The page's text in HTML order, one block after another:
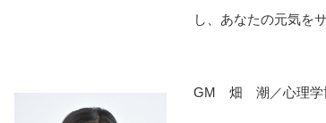
し、あなたの元気を
GM 畑 潮／心理学